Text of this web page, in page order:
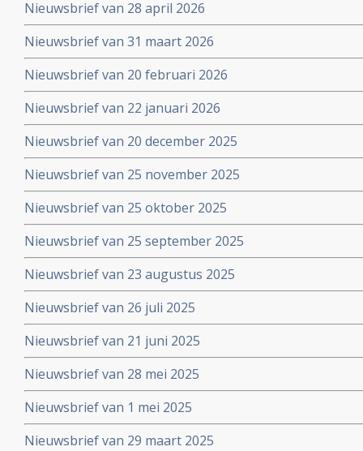
Nieuwsbrief van 28 april 2026
Nieuwsbrief van 31 maart 2026
Nieuwsbrief van 20 februari 2026
Nieuwsbrief van 22 januari 2026
Nieuwsbrief van 20 december 2025
Nieuwsbrief van 25 november 2025
Nieuwsbrief van 25 oktober 2025
Nieuwsbrief van 25 september 2025
Nieuwsbrief van 23 augustus 2025
Nieuwsbrief van 26 juli 2025
Nieuwsbrief van 21 juni 2025
Nieuwsbrief van 28 mei 2025
Nieuwsbrief van 1 mei 2025
Nieuwsbrief van 29 maart 2025